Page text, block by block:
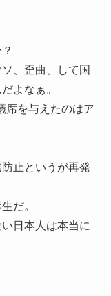
、歪曲、して国
よなぁ。
席を与えたのはア
止というが再発
だ。
日本人は本当に